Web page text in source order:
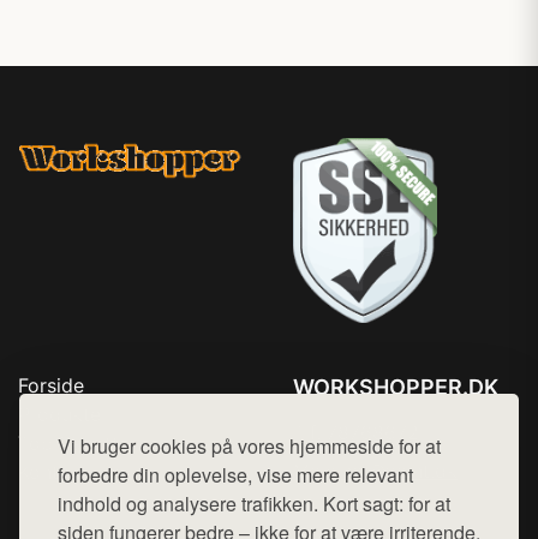
Vi bruger cookies på vores hjemmeside for at
forbedre din oplevelse, vise mere relevant
indhold og analysere trafikken. Kort sagt: for at
siden fungerer bedre – ikke for at være irriterende.
Forside
Top Rabatter
Kontakt
WORKSHOPPER.DK
Mail: hej@want.dk
Cookie- og privatlivspolitik